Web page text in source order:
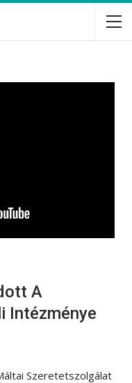
A
Intézménye
Szeretetszolgálat